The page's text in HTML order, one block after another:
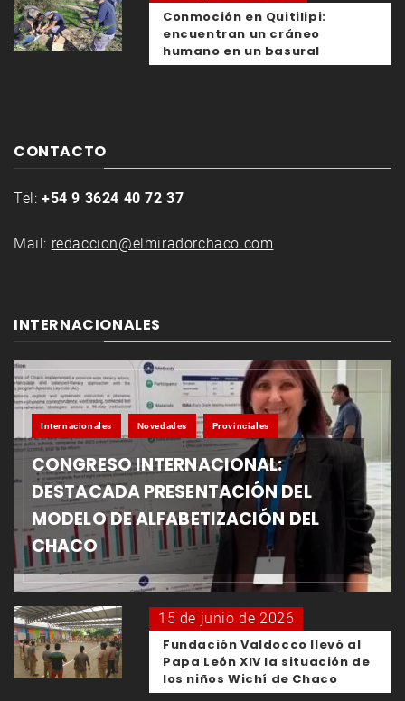
Conmoción en Quitilipi:
encuentran un cráneo
humano en un basural
CONTACTO
Tel: +54 9 3624 40 72 37
Mail: redaccion@elmiradorchaco.com
INTERNACIONALES
Internacionales Novedades Provinciales
CONGRESO INTERNACIONAL:
DESTACADA PRESENTACIÓN DEL
MODELO DE ALFABETIZACIÓN DEL
CHACO
15 de junio de 2026
Fundación Valdocco llevó al
Papa León XIV la situación de
los niños Wichí de Chaco